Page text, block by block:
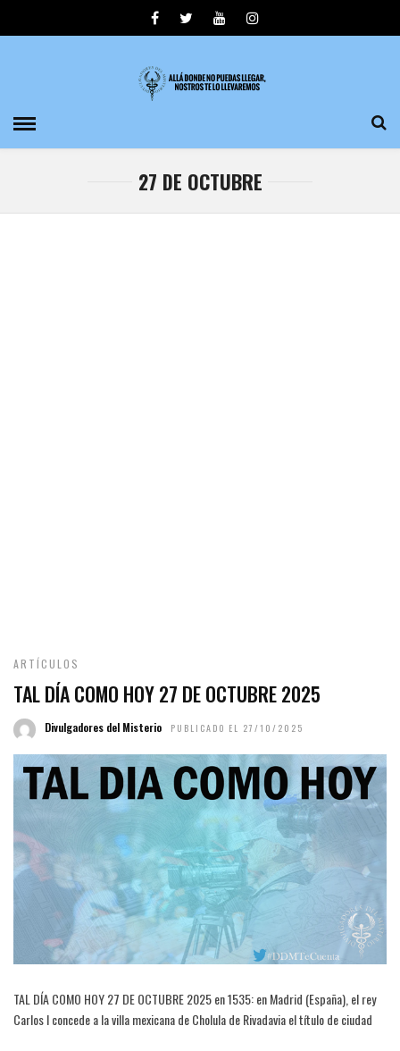
27 DE OCTUBRE
ARTÍCULOS
TAL DÍA COMO HOY 27 DE OCTUBRE 2025
Divulgadores del Misterio PUBLICADO EL 27/10/2025
TAL DÍA COMO HOY 27 DE OCTUBRE 2025 en 1535: en Madrid (España), el rey
Carlos I concede a la villa mexicana de Cholula de Rivadavia el título de ciudad